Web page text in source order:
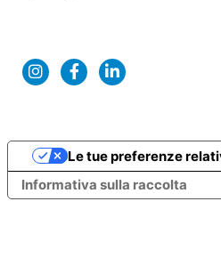
Informativa sulla raccolta
Le tue preferenze